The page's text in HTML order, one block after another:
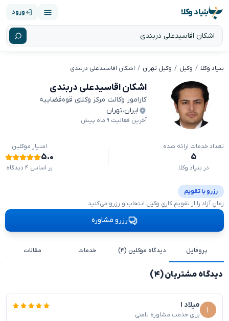
بنیاد وکلا ورود
بنیاد وکلا وکیل وکیل تهران اشکان اقاسیدعلی دربندی
اشکان اقاسیدعلی دربندی
کاراموز وکالت مرکز وکلای قوه‌قضاییه
ایران،تهران
آخرین فعالیت ۹ ماه پیش
تعداد خدمات ارائه شده
۵
در بنیاد وکلا
امتیاز موکلین
۵.۰
بر اساس ۴ دیدگاه
رزرو با تقویم
زمانِ آزاد را از تقویمِ کاریِ وکیل انتخاب و رزرو می‌کنید.
رزرو مشاوره
پروفایل دیدگاه موکلین (۴) خدمات مقالات
دیدگاه مشتریان (۴)
میلاد ا
برای خدمت مشاوره تلفنی